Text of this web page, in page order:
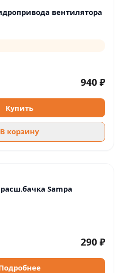
вентилятора
940 ₽
Купить
В корзину
Sampa
290 ₽